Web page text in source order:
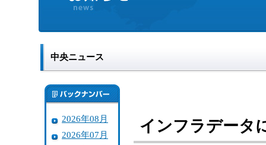
中央ニュース
2026年08月
2026年07月
インフラデータ